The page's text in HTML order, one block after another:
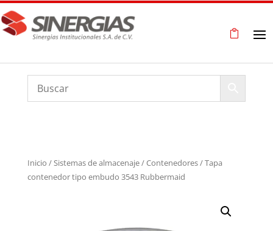
Inicio /Sistemas de almacenaje/Contenedores/ Tapa
contenedor tipo embudo 3543 Rubbermaid